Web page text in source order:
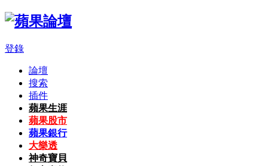
登錄
論壇
搜索
插件
蘋果生涯
蘋果股市
蘋果銀行
大樂透
神奇寶貝